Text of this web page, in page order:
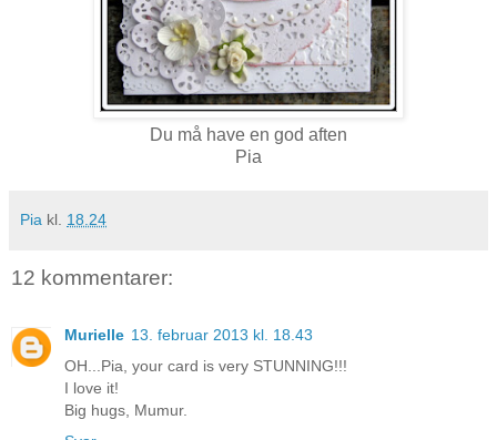
Du må have en god aften
Pia
Pia kl. 18.24
12 kommentarer:
Murielle 13. februar 2013 kl. 18.43
OH...Pia, your card is very STUNNING!!!
I love it!
Big hugs, Mumur.